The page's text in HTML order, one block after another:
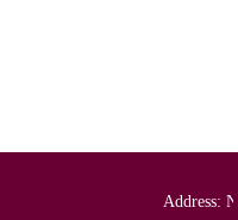
Address: